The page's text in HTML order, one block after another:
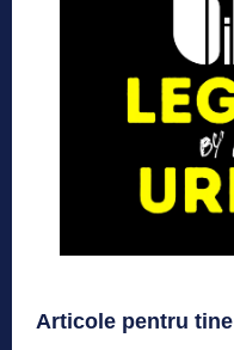
Articole pentru tine